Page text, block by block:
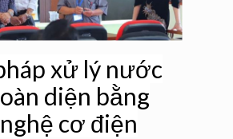
xử lý nước
diện bằng
cơ điện